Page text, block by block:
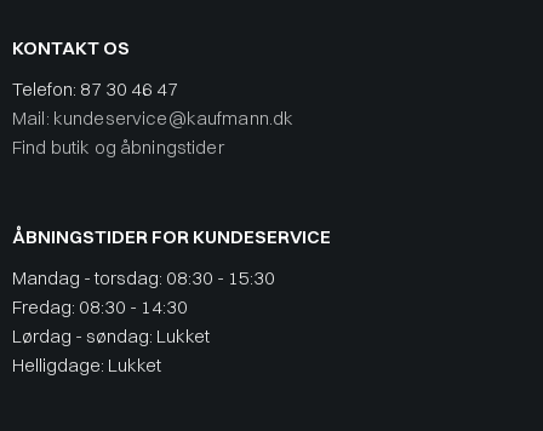
KONTAKT OS
Telefon: 87 30 46 47
Mail: kundeservice@kaufmann.dk
Find butik og åbningstider
ÅBNINGSTIDER FOR KUNDESERVICE
Mandag - torsdag: 08:30 - 15:30
Fredag: 08:30 - 14:30
Lørdag - søndag: Lukket
Helligdage: Lukket